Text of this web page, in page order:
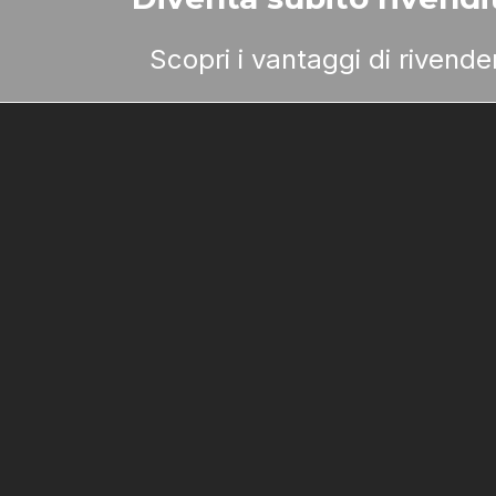
Scopri i vantaggi di